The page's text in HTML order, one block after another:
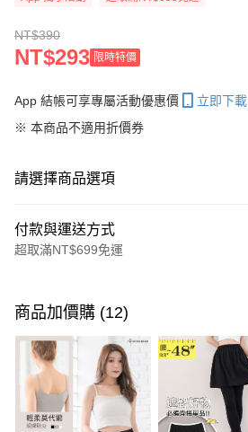
NT$390
NT$293 限時特價
App 結帳可享專屬活動優惠價
立即下載
※ 本商品不適用折價券
請選擇商品選項
付款與運送方式
超取滿NT$699免運
信用卡一次付款
超商取貨付款
LINE Pay
Apple Pay
商品加價購 (12)